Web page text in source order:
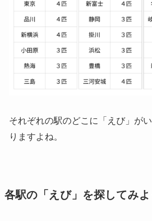
それぞれの駅のどこに「えび」が
りますよね。
各駅の「えび」を探してみよ